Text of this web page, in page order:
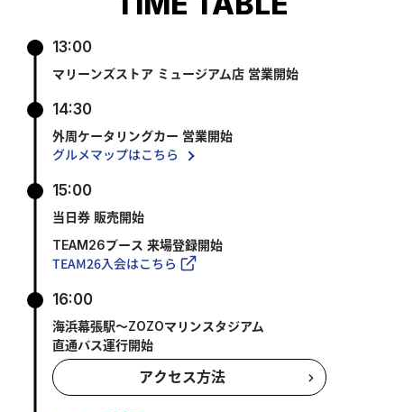
13:00
マリーンズストア ミュージアム店 営業開始
14:30
外周ケータリングカー 営業開始
グルメマップはこちら
15:00
当日券 販売開始
TEAM26ブース 来場登録開始
TEAM26入会はこちら
16:00
海浜幕張駅～ZOZOマリンスタジアム
直通バス運行開始
アクセス方法